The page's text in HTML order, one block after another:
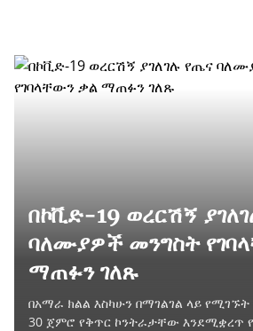
በኮቪድ-19 ወረርሽኝ
ባለሙያዎች መንግስት
ማጠፉን ገለጹ
በአማራ ክልል እስካሁን በማገልገል ላይ
30 ጀምሮ የቅጥር ኮንትራታቸው እንደሚቋረጥ